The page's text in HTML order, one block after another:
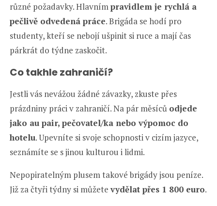
různé požadavky. Hlavnímpravidlem je rychlá a
pečlivě odvedená práce. Brigáda se hodí pro
studenty, kteří se nebojí ušpinit si ruce a mají čas
párkrát do týdne zaskočit.
Co takhle zahraničí?
Jestli vás nevážou žádné závazky, zkuste přes
prázdniny práci v zahraničí. Na pár měsíců odjede
jako au pair, pečovatel/ka nebo výpomoc do
hotelu. Upevníte si svoje schopnosti v cizím jazyce,
seznámíte se s jinou kulturou i lidmi.
Nepopiratelným plusem takové brigády jsou peníze.
Již za čtyři týdny si můžete vydělat přes 1 800 euro.